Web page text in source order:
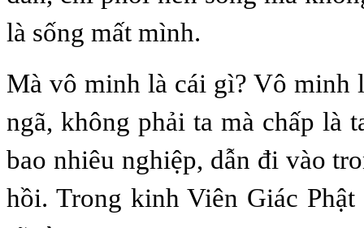
là sống mất mình.
Mà vô minh là cái gì? Vô minh
ngã, không phải ta mà chấp là
bao nhiêu nghiệp, dẫn đi vào
hồi. Trong kinh Viên Giác